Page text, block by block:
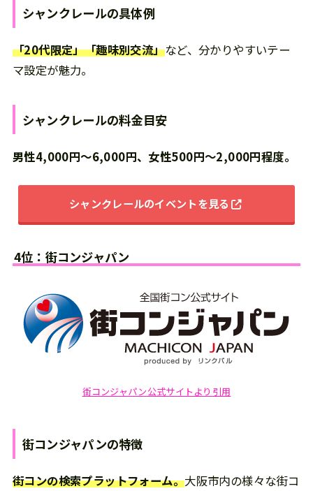
シャンクレールの具体例
「20代限定」「趣味別交流」など、分かりやすいテー
マ設定が魅力。
シャンクレールの料金目安
男性4,000円～6,000円、女性500円～2,000円程度。
シャンクレールのイベントを見る
4位：街コンジャパン
街コンジャパン公式サイトより引用
街コンジャパンの特徴
街コンの検索プラットフォーム。大阪市内の様々な街コ